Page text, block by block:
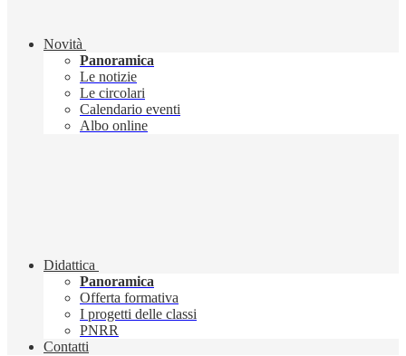
Novità
Panoramica
Le notizie
Le circolari
Calendario eventi
Albo online
Didattica
Panoramica
Offerta formativa
I progetti delle classi
PNRR
Contatti